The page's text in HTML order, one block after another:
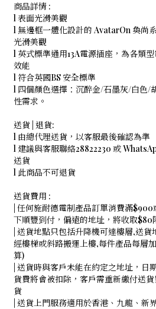
商品詳情 :
l 表面光滑美觀
l 無邊框一體化設計的 AvatarOn 奐尚
光滑美觀
l 英式標準通用13A電源插座，為各類
效能
l 符合英國BS 安全標準
l 四個顏色選擇：沉醉金/石墨灰/白色/
性需求。
送貨 | 退貨:
l 由總代理送貨，以客服最後確認為準
l 建議與客服聯絡28822230 或
送貨
l 此商品不可退貨
送貨費用 :
| 任何施耐德電制產品訂單消費滿
下順豐到付，偏遠的地址，將收取$80
| 送貨地點只包括升降機可達樓層,送
經樓梯或斜路搬運上樓,每件產品每層
算)
| 送貨時與客戶未能在約定之地址，日
貨費將會被扣除，客戶需重新繳付送
貨
| 送貨上門服務適用於香港、九龍、新